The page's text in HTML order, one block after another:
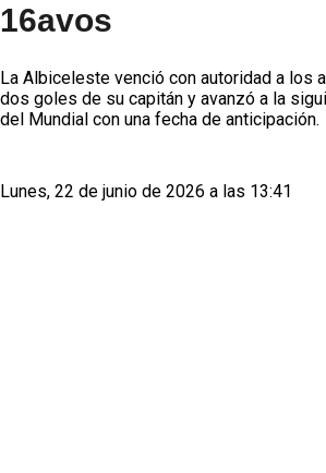
16avos
La Albiceleste venció con autoridad a los
dos goles de su capitán y avanzó a la
del Mundial con una fecha de anticipación.
Lunes, 22 de junio de 2026 a las 13:41